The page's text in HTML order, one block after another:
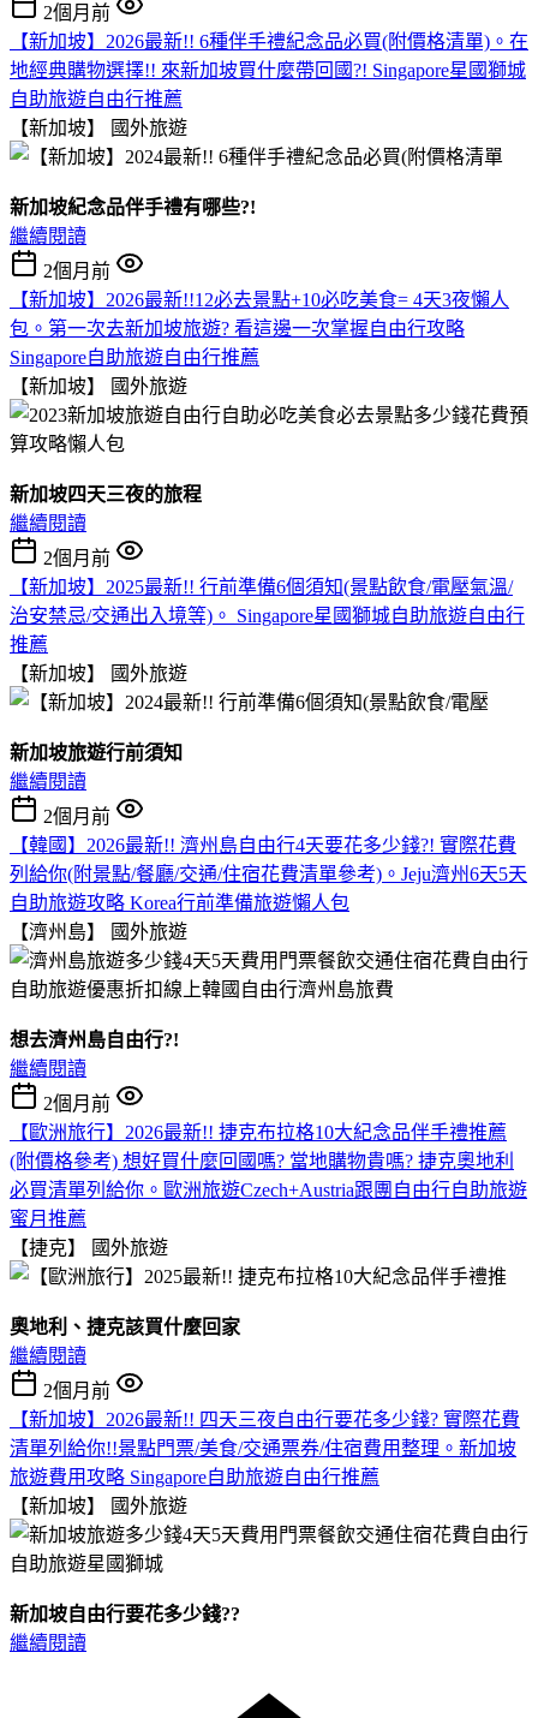
2個月前
【新加坡】2026最新!! 6種伴手禮紀念品必買(附價格清單)。在
地經典購物選擇!! 來新加坡買什麼帶回國?! Singapore星國獅城
自助旅遊自由行推薦
【新加坡】
國外旅遊
新加坡紀念品伴手禮有哪些?!
繼續閱讀
2個月前
【新加坡】2026最新!!12必去景點+10必吃美食= 4天3夜懶人
包。第一次去新加坡旅遊? 看這邊一次掌握自由行攻略
Singapore自助旅遊自由行推薦
【新加坡】
國外旅遊
新加坡四天三夜的旅程
繼續閱讀
2個月前
【新加坡】2025最新!! 行前準備6個須知(景點飲食/電壓氣溫/
治安禁忌/交通出入境等)。 Singapore星國獅城自助旅遊自由行
推薦
【新加坡】
國外旅遊
新加坡旅遊行前須知
繼續閱讀
2個月前
【韓國】2026最新!! 濟州島自由行4天要花多少錢?! 實際花費
列給你(附景點/餐廳/交通/住宿花費清單參考)。Jeju濟州6天5天
自助旅遊攻略 Korea行前準備旅遊懶人包
【濟州島】
國外旅遊
想去濟州島自由行?!
繼續閱讀
2個月前
【歐洲旅行】2026最新!! 捷克布拉格10大紀念品伴手禮推薦
(附價格參考) 想好買什麼回國嗎? 當地購物貴嗎? 捷克奧地利
必買清單列給你。歐洲旅遊Czech+Austria跟團自由行自助旅遊
蜜月推薦
【捷克】
國外旅遊
奧地利、捷克該買什麼回家
繼續閱讀
2個月前
【新加坡】2026最新!! 四天三夜自由行要花多少錢? 實際花費
清單列給你!!景點門票/美食/交通票券/住宿費用整理。新加坡
旅遊費用攻略 Singapore自助旅遊自由行推薦
【新加坡】
國外旅遊
新加坡自由行要花多少錢??
繼續閱讀